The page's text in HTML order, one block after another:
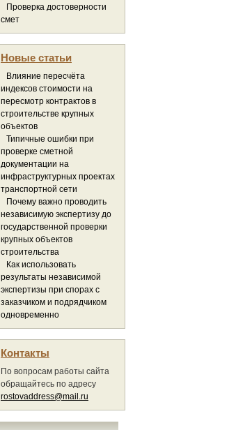
Проверка достоверности
смет
Новые статьи
Влияние пересчёта
индексов стоимости на
пересмотр контрактов в
строительстве крупных
объектов
Типичные ошибки при
проверке сметной
документации на
инфраструктурных проектах
транспортной сети
Почему важно проводить
независимую экспертизу до
государственной проверки
крупных объектов
строительства
Как использовать
результаты независимой
экспертизы при спорах с
заказчиком и подрядчиком
одновременно
Контакты
По вопросам работы сайта
обращайтесь по адресу
rostovaddress@mail.ru